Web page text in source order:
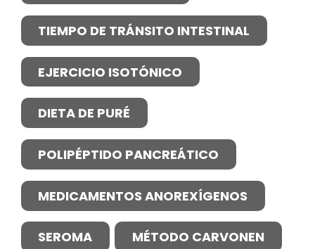
TIEMPO DE TRÁNSITO INTESTINAL
EJERCICIO ISOTÓNICO
DIETA DE PURÉ
POLIPÉPTIDO PANCREÁTICO
MEDICAMENTOS ANOREXÍGENOS
SEROMA MÉTODO CARVONEN